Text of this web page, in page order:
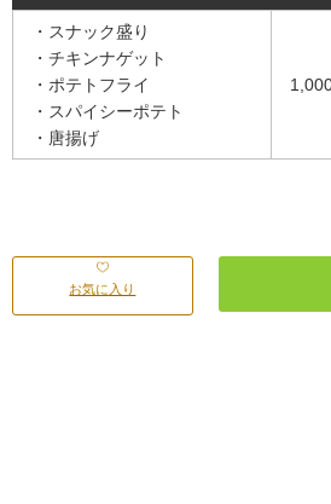
・スナック盛り
・チキンナゲット
・ポテトフライ
・スパイシーポテト
・唐揚げ
お気に入り